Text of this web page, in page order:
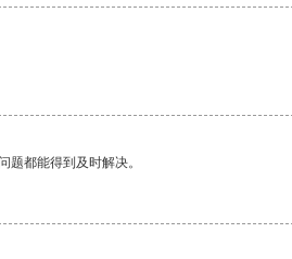
题都能得到及时解决。